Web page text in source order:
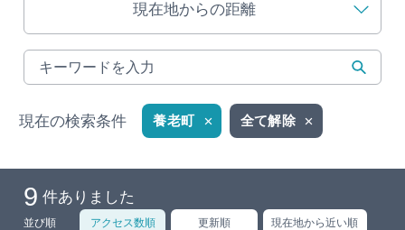
早わかり岐阜
買い物・お土産
体験予約サイト「ＶＩＳＩＴ岐阜県」
岐阜県まるごと観光エリアガイド
現在地からの距離
現在の検索条件 養老町 全て解除
9 件ありました
並び順 アクセス数順 更新順 現在地から近い順